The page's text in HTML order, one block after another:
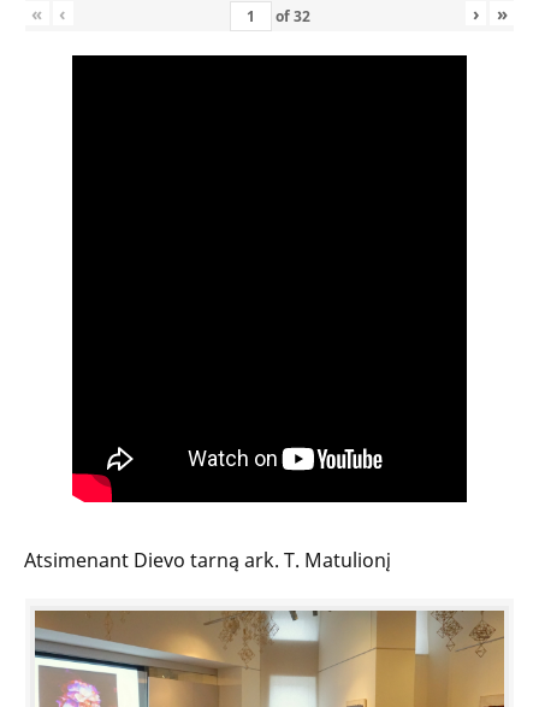
« ‹ of32 › »
Atsimenant Dievo tarną ark. T. Matulionį